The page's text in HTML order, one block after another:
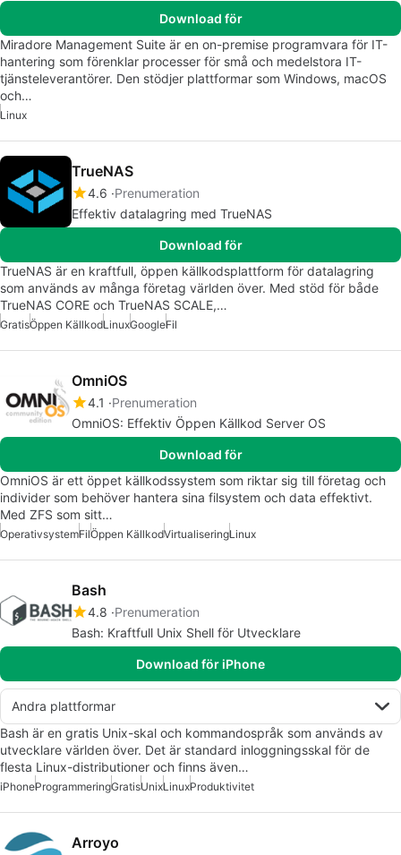
Download för
Miradore Management Suite är en on-premise programvara för IT-
hantering som förenklar processer för små och medelstora IT-
tjänsteleverantörer. Den stödjer plattformar som Windows, macOS
och…
Linux
TrueNAS
4.6 Prenumeration
Effektiv datalagring med TrueNAS
Download för
TrueNAS är en kraftfull, öppen källkodsplattform för datalagring
som används av många företag världen över. Med stöd för både
TrueNAS CORE och TrueNAS SCALE,…
GratisÖppen KällkodLinuxGoogleFil
OmniOS
4.1
Prenumeration
OmniOS: Effektiv Öppen Källkod Server OS
Download för
OmniOS är ett öppet källkodssystem som riktar sig till företag och
individer som behöver hantera sina filsystem och data effektivt.
Med ZFS som sitt…
OperativsystemFilÖppen KällkodVirtualiseringLinux
Bash
4.8 Prenumeration
Bash: Kraftfull Unix Shell för Utvecklare
Download för iPhone
Andra plattformar
Bash är en gratis Unix-skal och kommandospråk som används av
utvecklare världen över. Det är standard inloggningsskal för de
flesta Linux-distributioner och finns även…
iPhoneProgrammeringGratisUnixLinuxProduktivitet
Arroyo